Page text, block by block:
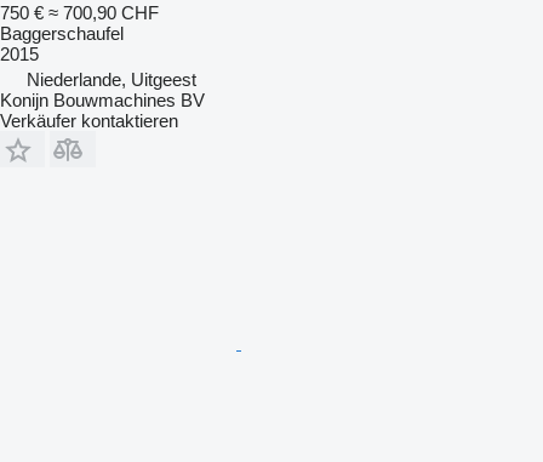
750 € ≈ 700,90 CHF
Baggerschaufel
2015
Niederlande, Uitgeest
Konijn Bouwmachines BV
Verkäufer kontaktieren